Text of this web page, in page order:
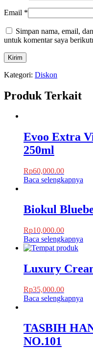
Email *
Simpan nama, email,
untuk komentar saya
Kategori: Diskon
Produk Terkait
Evoo Extra
250ml
Rp60,000.00
Baca selengkapnya
Biokul
Rp10,000.00
Baca selengkapnya
Luxury
Rp35,000.00
Baca selengkapnya
TASBIH
NO.101